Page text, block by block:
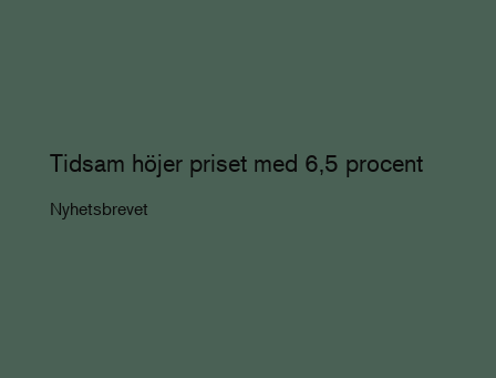
Tidsam höjer priset med 6,5 procent
Nyhetsbrevet